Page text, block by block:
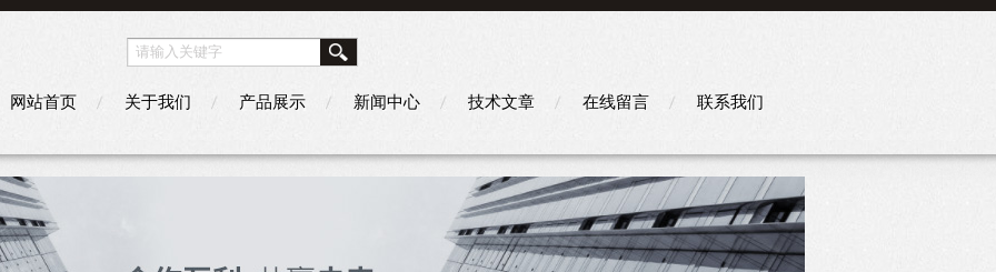
网站首页 关于我们 产品展示 新闻中心 技术文章 在线留言 联系我们